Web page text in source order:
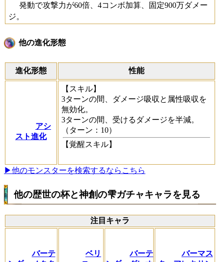
発動で攻撃力が60倍、4コンボ加算、固定900万ダメー
ジ。
他の進化形態
進化形態 性能
アシ
スト進化
【スキル】
3ターンの間、ダメージ吸収と属性吸収を
無効化。
3ターンの間、受けるダメージを半減。
（ターン：10）
【覚醒スキル】
▶他のモンスターを検索するならこちら
他の歴世の杯と神創の雫ガチャキャラを見る
注目キャラ
バーテ
ベリ
バーテ
バーマス